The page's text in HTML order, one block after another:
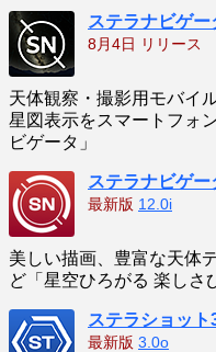
ステラナビゲ
8月4日 リリース
天体観察・撮影用モバイ
星図表示をスマートフォ
ビゲータ」
ステラナビゲー
最新版 12.0i
美しい描画、豊富な天体
ど「星空ひろがる 楽しさ
ステラショット
最新版 3.0o